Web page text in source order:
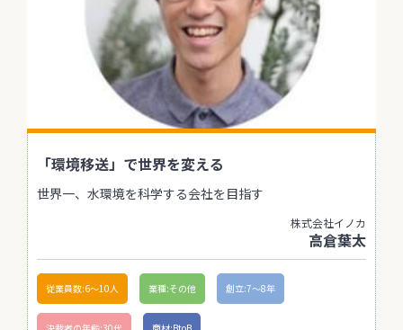
「環境移送」で世界を変える
世界一、水環境を科学する会社を目指す
株式会社イノカ
高倉葉太
従業員数:6～10人 業種:その他 創立:7〜8年